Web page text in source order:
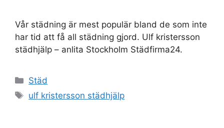
Vår städning är mest populär bland de som inte
har tid att få all städning gjord. Ulf kristersson
städhjälp – anlita Stockholm Städfirma24.
Kategorier
Städ
Etiketter
ulf kristersson städhjälp